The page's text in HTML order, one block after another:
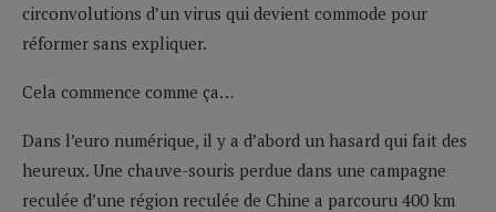
circonvolutions d’un virus qui devient commode pour
réformer sans expliquer.
Cela commence comme ça…
Dans l’euro numérique, il y a d’abord un hasard qui fait des
heureux. Une chauve-souris perdue dans une campagne
reculée d’une région reculée de Chine a parcouru 400 km